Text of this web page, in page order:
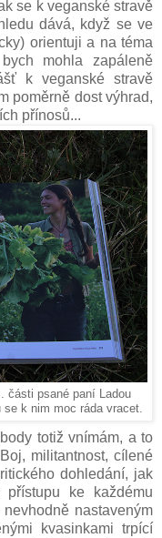
se k veganské stravě
dává, když se ve
orientuji a na téma
mohla zapáleně
k veganské stravě
poměrně dost výhrad,
přínosů...
části psané paní Ladou
k nim moc ráda vracet.
totiž vnímám, a to
militantnost, cílené
dohledání, jak
ke každému
nastaveným
kvasinkami trpící